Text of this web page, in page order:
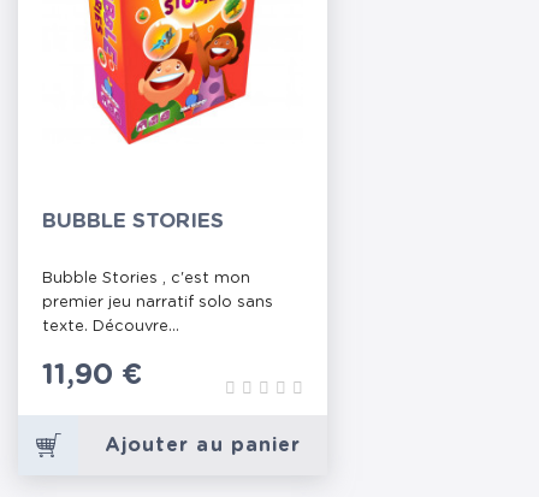
BUBBLE STORIES
Bubble Stories , c'est mon
premier jeu narratif solo sans
texte. Découvre...
Prix
11,90 €
Ajouter au panier